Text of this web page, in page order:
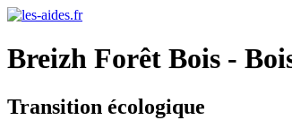
Breizh Forêt Bois -
Transition écologique